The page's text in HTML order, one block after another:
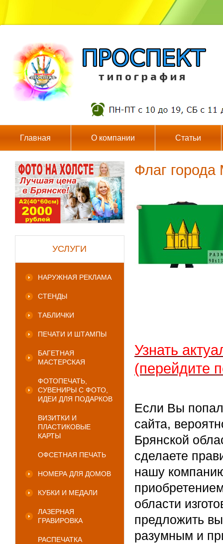
т и п о г р а ф и я
Главная О компании Статьи
УСЛУГИ
НАРУЖНАЯ РЕКЛАМА
СТЕНДЫ
ТАБЛИЧКИ
ПЕЧАТИ И ШТАМПЫ
БАГЕТНАЯ
МАСТЕРСКАЯ
ФОТОПЕЧАТЬ,
СУВЕНИРЫ С ФОТО,
ИДЕИ ДЛЯ ПОДАРКОВ
ВИЗИТКИ И
ПЛАСТИКОВЫЕ
КАРТЫ
ОФСЕТНАЯ ПЕЧАТЬ
НОМЕРА ДЛЯ ДОМОВ
КУБКИ И МЕДАЛИ
ЛАЗЕРНАЯ
ГРАВИРОВКА
РАСПЕЧАТКА
Флаг города
Узнать
(перейдите
Если Вы
сайта,
Брянской
сделаете
нашу
области
предложить
разумным и